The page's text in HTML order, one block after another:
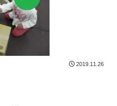
2019.11.26